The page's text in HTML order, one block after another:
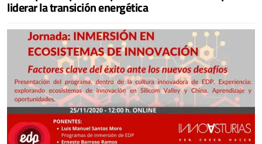
liderar la transición energética